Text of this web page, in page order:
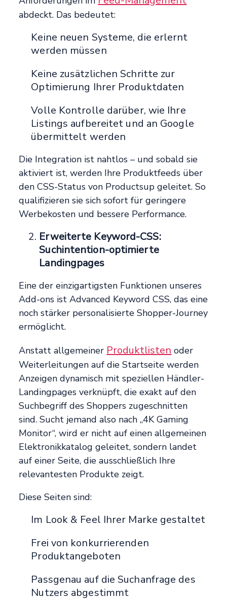
abdeckt. Das bedeutet:
Keine neuen Systeme, die erlernt
werden müssen
Keine zusätzlichen Schritte zur
Optimierung Ihrer Produktdaten
Volle Kontrolle darüber, wie Ihre
Listings aufbereitet und an Google
übermittelt werden
Die Integration ist nahtlos – und sobald sie
aktiviert ist, werden Ihre Produktfeeds über
den CSS-Status von Productsup geleitet. So
qualifizieren sie sich sofort für geringere
Werbekosten und bessere Performance.
Erweiterte Keyword-CSS:
Suchintention-optimierte
Landingpages
Eine der einzigartigsten Funktionen unseres
Add-ons ist Advanced Keyword CSS, das eine
noch stärker personalisierte Shopper-Journey
ermöglicht.
Anstatt allgemeiner Produktlisten oder
Weiterleitungen auf die Startseite werden
Anzeigen dynamisch mit speziellen Händler-
Landingpages verknüpft, die exakt auf den
Suchbegriff des Shoppers zugeschnitten
sind. Sucht jemand also nach „4K Gaming
Monitor“, wird er nicht auf einen allgemeinen
Elektronikkatalog geleitet, sondern landet
auf einer Seite, die ausschließlich Ihre
relevantesten Produkte zeigt.
Diese Seiten sind:
Im Look & Feel Ihrer Marke gestaltet
Frei von konkurrierenden
Produktangeboten
Passgenau auf die Suchanfrage des
Nutzers abgestimmt